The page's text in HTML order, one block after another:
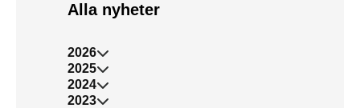
Alla nyheter
2026
2025
2024
2023